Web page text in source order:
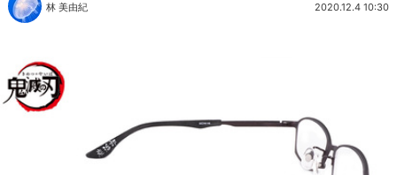
林 美由紀 2020.12.4 10:30